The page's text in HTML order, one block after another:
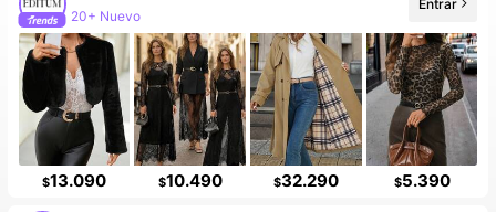
20+ Nuevo
Entrar
$13.090 $10.490 $32.290 $5.390